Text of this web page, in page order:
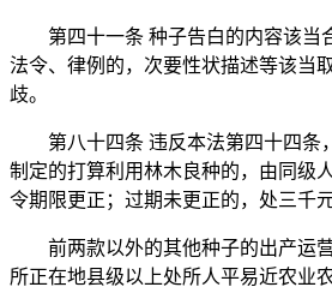
第四十一条 种子告白的内容该当
法令、律例的，次要性状描述等该当
歧。
第八十四条 违反本法第四十四条
制定的打算利用林木良种的，由同级
令期限更正；过期未更正的，处三千
前两款以外的其他种子的出产运
所正在地县级以上处所人平易近农业